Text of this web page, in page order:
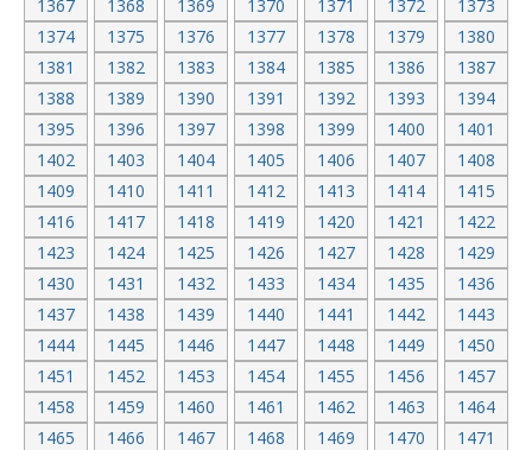
1367 1368 1369 1370 1371 1372
1373
1374
1375 1376 1377 1378 1379
1380
1381
1382 1383 1384 1385 1386
1387
1388
1389 1390 1391 1392 1393
1394
1395
1396 1397 1398 1399 1400
1401
1402
1403 1404 1405 1406 1407
1408
1409
1410 1411 1412 1413 1414
1415
1416
1417 1418 1419 1420 1421
1422
1423
1424 1425 1426 1427 1428
1429
1430
1431 1432 1433 1434 1435
1436
1437
1438 1439 1440 1441 1442
1443
1444
1445 1446 1447 1448 1449
1450
1451
1452 1453 1454 1455 1456
1457
1458
1459 1460 1461 1462 1463
1464
1465
1466 1467 1468 1469 1470
1471